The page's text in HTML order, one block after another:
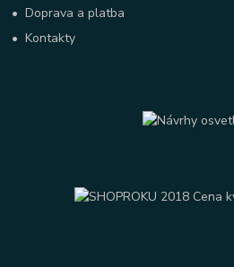
•Doprava a platba
•Kontakty